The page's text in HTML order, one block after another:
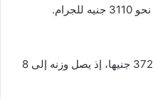
فيما بلغ سعر الجنيه الذهب، نحو 37280 جنيها، إذ يصل وزنه إلى 8